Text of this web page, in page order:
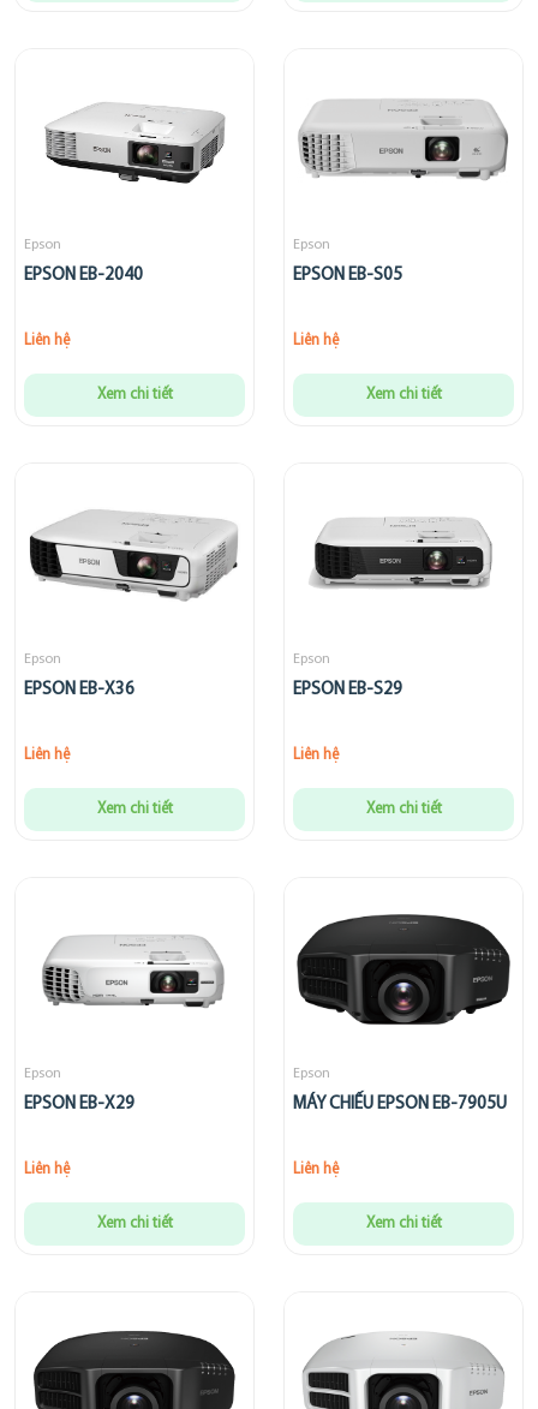
Epson
EPSON EB-2040
Liên hệ
Xem chi tiết
Epson
EPSON EB-S05
Liên hệ
Xem chi tiết
Epson
EPSON EB-X36
Liên hệ
Xem chi tiết
Epson
EPSON EB-S29
Liên hệ
Xem chi tiết
Epson
EPSON EB-X29
Liên hệ
Xem chi tiết
Epson
MÁY CHIẾU EPSON EB-7905U
Liên hệ
Xem chi tiết